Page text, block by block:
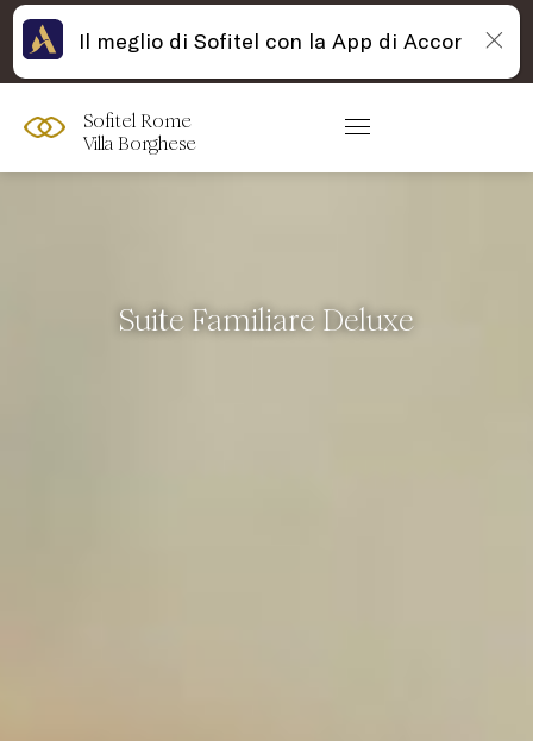
Sofitel Rome
Villa Borghese
Suite Familiare Deluxe
Il meglio di Sofitel con la App di Accor